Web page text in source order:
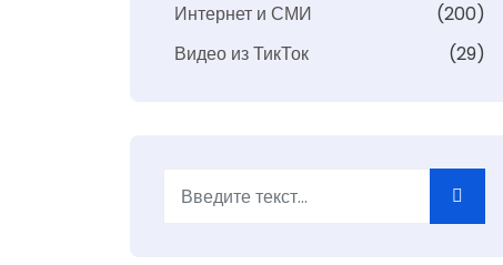
Интернет и СМИ
(200)
Видео из ТикТок
(29)